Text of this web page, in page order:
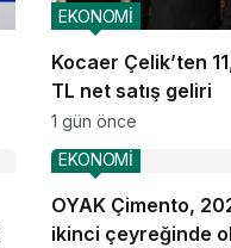
Kocaer Çelik’ten
TL net satış geliri
EKONOMİ
1 gün önce
OYAK Çimento,
ikinci çeyreğinde
EKONOMİ